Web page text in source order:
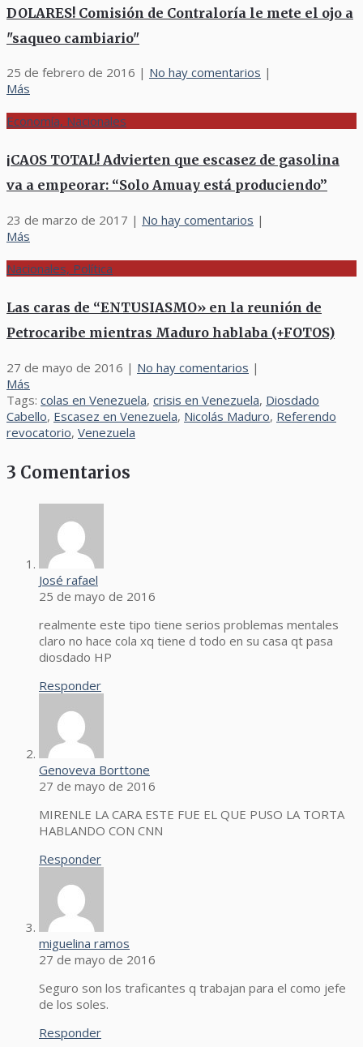
DOLARES! Comisión de Contraloría le mete el ojo a
"saqueo cambiario"
25 de febrero de 2016 | No hay comentarios |
Más
Economía, Nacionales
¡CAOS TOTAL! Advierten que escasez de gasolina
va a empeorar: “Solo Amuay está produciendo”
23 de marzo de 2017 | No hay comentarios |
Más
Nacionales, Política
Las caras de “ENTUSIASMO» en la reunión de
Petrocaribe mientras Maduro hablaba (+FOTOS)
27 de mayo de 2016 | No hay comentarios |
Más
Tags: colas en Venezuela, crisis en Venezuela, Diosdado
Cabello, Escasez en Venezuela, Nicolás Maduro, Referendo
revocatorio, Venezuela
3 Comentarios
José rafael
25 de mayo de 2016
realmente este tipo tiene serios problemas mentales
claro no hace cola xq tiene d todo en su casa qt pasa
diosdado HP
Responder
Genoveva Borttone
27 de mayo de 2016
MIRENLE LA CARA ESTE FUE EL QUE PUSO LA TORTA
HABLANDO CON CNN
Responder
miguelina ramos
27 de mayo de 2016
Seguro son los traficantes q trabajan para el como jefe
de los soles.
Responder